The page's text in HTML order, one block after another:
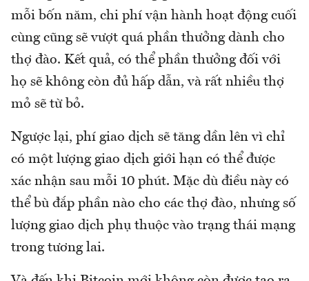
mỗi bốn năm, chi phí vận hành hoạt động cuối
cùng cũng sẽ vượt quá phần thưởng dành cho
thợ đào. Kết quả, có thể phần thưởng đối với
họ sẽ không còn đủ hấp dẫn, và rất nhiều thợ
mỏ sẽ từ bỏ.
Ngược lại, phí giao dịch sẽ tăng dần lên vì chỉ
có một lượng giao dịch giới hạn có thể được
xác nhận sau mỗi 10 phút. Mặc dù điều này có
thể bù đắp phần nào cho các thợ đào, nhưng số
lượng giao dịch phụ thuộc vào trạng thái mạng
trong tương lai.